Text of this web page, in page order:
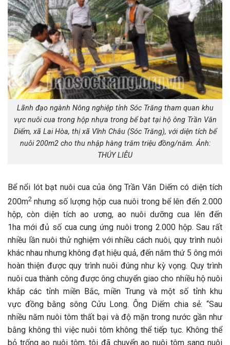
Lãnh đạo ngành Nông nghiệp tỉnh Sóc Trăng tham quan khu
vực nuôi cua trong hộp nhựa trong bể bạt tại hộ ông Trần Văn
Diếm, xã Lai Hòa, thị xã Vĩnh Châu (Sóc Trăng), với diện tích bể
nuôi 200m2 cho thu nhập hàng trăm triệu đồng/năm. Ảnh:
THÚY LIỄU
Bể nổi lót bạt nuôi cua của ông Trần Văn Diếm có diện tích
200m2 nhưng số lượng hộp cua nuôi trong bể lên đến 2.000
hộp, còn diện tích ao ương, ao nuôi dưỡng cua lên đến
1ha mới đủ số cua cung ứng nuôi trong 2.000 hộp. Sau rất
nhiều lần nuôi thử nghiệm với nhiều cách nuôi, quy trình nuôi
khác nhau nhưng không đạt hiệu quả, đến năm thứ 5 ông mới
hoàn thiện được quy trình nuôi đúng như kỳ vọng. Quy trình
nuôi cua thành công được ông chuyển giao cho nhiều hộ nuôi
khắp các tỉnh miền Bắc, miền Trung và một số tỉnh khu
vực đồng bằng sông Cửu Long. Ông Diếm chia sẻ: “Sau
nhiều năm nuôi tôm thất bại và độ mặn trong nước gần như
bằng không thì việc nuôi tôm không thể tiếp tục. Không thể
bỏ trống ao nuôi tôm, tôi đã chuyển ao nuôi tôm sang nuôi